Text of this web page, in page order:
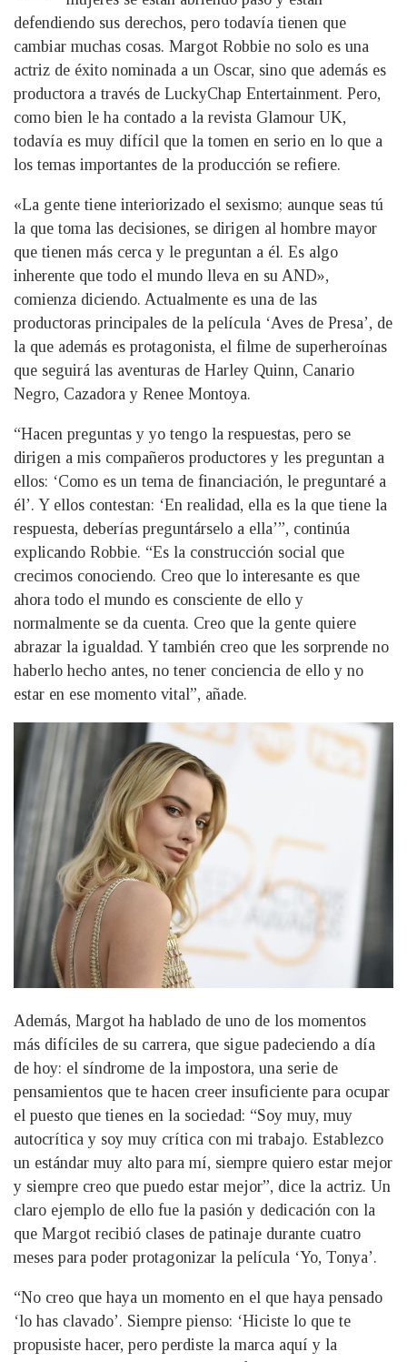
defendiendo sus derechos, pero todavía tienen que
cambiar muchas cosas. Margot Robbie no solo es una
actriz de éxito nominada a un Oscar, sino que además es
productora a través de LuckyChap Entertainment. Pero,
como bien le ha contado a la revista Glamour UK,
todavía es muy difícil que la tomen en serio en lo que a
los temas importantes de la producción se refiere.
«La gente tiene interiorizado el sexismo; aunque seas tú
la que toma las decisiones, se dirigen al hombre mayor
que tienen más cerca y le preguntan a él. Es algo
inherente que todo el mundo lleva en su AND»,
comienza diciendo. Actualmente es una de las
productoras principales de la película ‘Aves de Presa’, de
la que además es protagonista, el filme de superheroínas
que seguirá las aventuras de Harley Quinn, Canario
Negro, Cazadora y Renee Montoya.
“Hacen preguntas y yo tengo la respuestas, pero se
dirigen a mis compañeros productores y les preguntan a
ellos: ‘Como es un tema de financiación, le preguntaré a
él’. Y ellos contestan: ‘En realidad, ella es la que tiene la
respuesta, deberías preguntárselo a ella’”, continúa
explicando Robbie. “Es la construcción social que
crecimos conociendo. Creo que lo interesante es que
ahora todo el mundo es consciente de ello y
normalmente se da cuenta. Creo que la gente quiere
abrazar la igualdad. Y también creo que les sorprende no
haberlo hecho antes, no tener conciencia de ello y no
estar en ese momento vital”, añade.
Además, Margot ha hablado de uno de los momentos
más difíciles de su carrera, que sigue padeciendo a día
de hoy: el síndrome de la impostora, una serie de
pensamientos que te hacen creer insuficiente para ocupar
el puesto que tienes en la sociedad: “Soy muy, muy
autocrítica y soy muy crítica con mi trabajo. Establezco
un estándar muy alto para mí, siempre quiero estar mejor
y siempre creo que puedo estar mejor”, dice la actriz. Un
claro ejemplo de ello fue la pasión y dedicación con la
que Margot recibió clases de patinaje durante cuatro
meses para poder protagonizar la película ‘Yo, Tonya’.
“No creo que haya un momento en el que haya pensado
‘lo has clavado’. Siempre pienso: ‘Hiciste lo que te
propusiste hacer, pero perdiste la marca aquí y la